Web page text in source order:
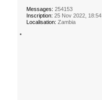
Messages: 254153
Inscription: 25 Nov 2022, 18:54
Localisation: Zambia